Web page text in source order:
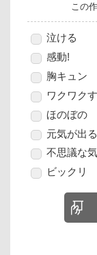
この
泣ける
感動!
胸キュン
ワクワク
ほのぼの
元気が出る
不思議な
ビックリ